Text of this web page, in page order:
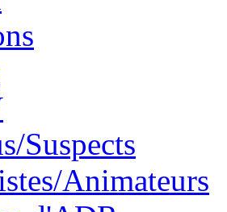
Suspects
Animateurs